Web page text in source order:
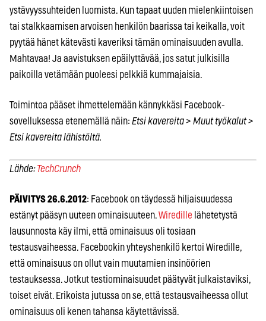
ystävyyssuhteiden luomista. Kun tapaat uuden mielenkiintoisen
tai stalkkaamisen arvoisen henkilön baarissa tai keikalla, voit
pyytää hänet kätevästi kaveriksi tämän ominaisuuden avulla.
Mahtavaa! Ja aavistuksen epäilyttävää, jos satut julkisilla
paikoilla vetämään puoleesi pelkkiä kummajaisia.
Toimintoa pääset ihmettelemään kännykkäsi Facebook-
sovelluksessa etenemällä näin: Etsi kavereita > Muut työkalut >
Etsi kavereita lähistöltä.
Lähde:TechCrunch
PÄIVITYS 26.6.2012: Facebook on täydessä hiljaisuudessa
estänyt pääsyn uuteen ominaisuuteen.Wiredille lähetetystä
lausunnosta käy ilmi, että ominaisuus oli tosiaan
testausvaiheessa. Facebookin yhteyshenkilö kertoi Wiredille,
että ominaisuus on ollut vain muutamien insinöörien
testauksessa. Jotkut testiominaisuudet päätyvät julkaistaviksi,
toiset eivät. Erikoista jutussa on se, että testausvaiheessa ollut
ominaisuus oli kenen tahansa käytettävissä.